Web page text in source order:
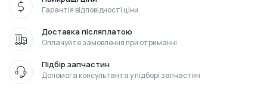
Гарантія відповідності ціни
Доставка післяплатою
Оплачуйте замовлення при отриманні
Підбір запчастин
Допомога консультанта у підборі запчастин